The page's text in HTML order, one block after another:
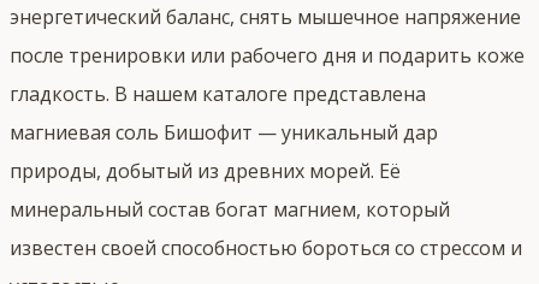
энергетический баланс, снять мышечное напряжение
после тренировки или рабочего дня и подарить коже
гладкость. В нашем каталоге представлена
магниевая соль Бишофит — уникальный дар
природы, добытый из древних морей. Её
минеральный состав богат магнием, который
известен своей способностью бороться со стрессом и